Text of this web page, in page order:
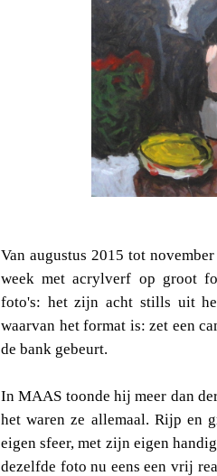
Van augustus 2015 tot
week met acrylverf op groot
foto's: het zijn acht stills uit
waarvan het format is: zet een
de bank gebeurt.
In MAAS toonde hij meer dan
het waren ze allemaal. Rijp en
eigen sfeer, met zijn eigen
dezelfde foto nu eens een vrij